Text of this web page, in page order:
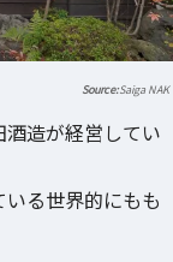
Saiga NAK
造が経営してい
る世界的にもも